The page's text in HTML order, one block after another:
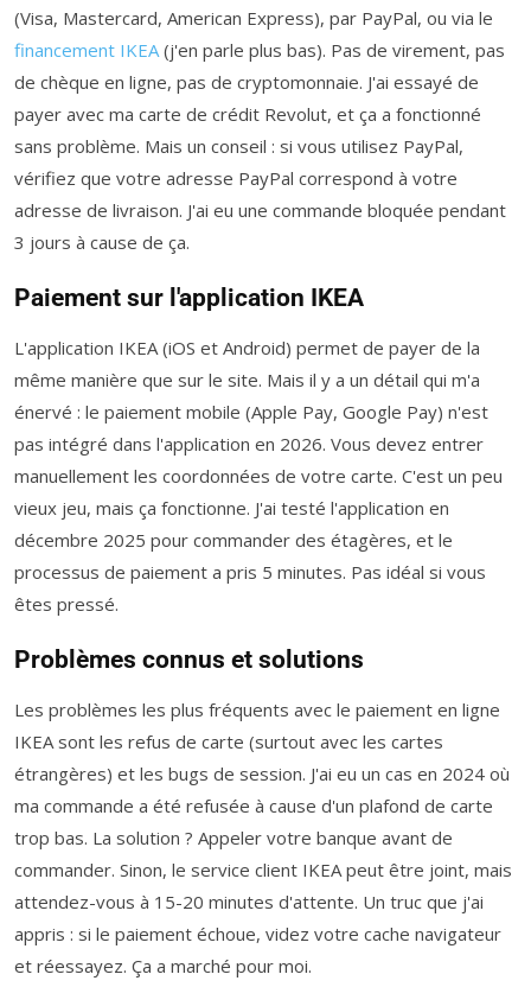
(Visa, Mastercard, American Express), par PayPal, ou via le
financement IKEA(j'en parle plus bas). Pas de virement, pas
de chèque en ligne, pas de cryptomonnaie. J'ai essayé de
payer avec ma carte de crédit Revolut, et ça a fonctionné
sans problème. Mais un conseil : si vous utilisez PayPal,
vérifiez que votre adresse PayPal correspond à votre
adresse de livraison. J'ai eu une commande bloquée pendant
3 jours à cause de ça.
Paiement sur l'application IKEA
L'application IKEA (iOS et Android) permet de payer de la
même manière que sur le site. Mais il y a un détail qui m'a
énervé : le paiement mobile (Apple Pay, Google Pay) n'est
pas intégré dans l'application en 2026. Vous devez entrer
manuellement les coordonnées de votre carte. C'est un peu
vieux jeu, mais ça fonctionne. J'ai testé l'application en
décembre 2025 pour commander des étagères, et le
processus de paiement a pris 5 minutes. Pas idéal si vous
êtes pressé.
Problèmes connus et solutions
Les problèmes les plus fréquents avec le paiement en ligne
IKEA sont les refus de carte (surtout avec les cartes
étrangères) et les bugs de session. J'ai eu un cas en 2024 où
ma commande a été refusée à cause d'un plafond de carte
trop bas. La solution ? Appeler votre banque avant de
commander. Sinon, le service client IKEA peut être joint, mais
attendez-vous à 15-20 minutes d'attente. Un truc que j'ai
appris : si le paiement échoue, videz votre cache navigateur
et réessayez. Ça a marché pour moi.